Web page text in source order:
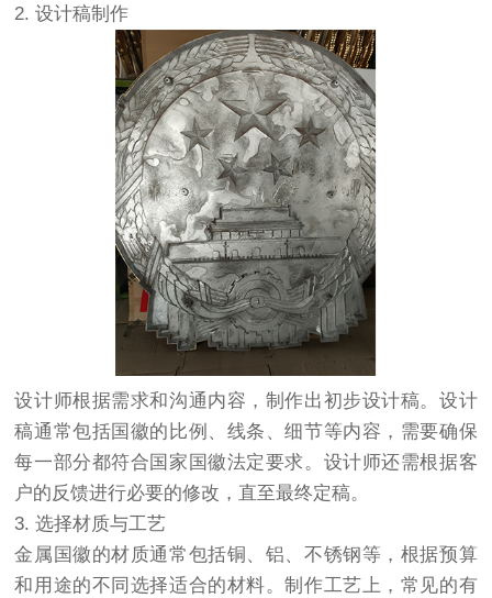
2. 设计稿制作
设计师根据需求和沟通内容，制作出初步设计稿。设计
稿通常包括国徽的比例、线条、细节等内容，需要确保
每一部分都符合国家国徽法定要求。设计师还需根据客
户的反馈进行必要的修改，直至最终定稿。
3. 选择材质与工艺
金属国徽的材质通常包括铜、铝、不锈钢等，根据预算
和用途的不同选择适合的材料。制作工艺上，常见的有